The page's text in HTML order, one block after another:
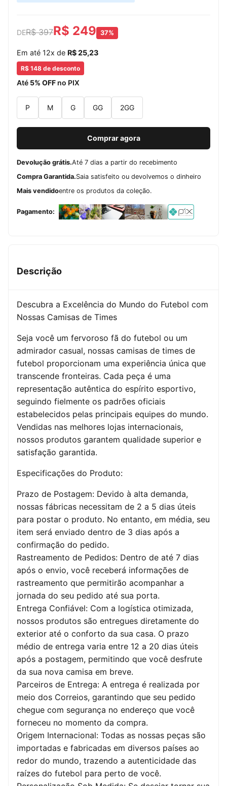
DER$ 397R$ 249 37%
Em até 12x de R$ 25,23
R$ 148 de desconto
Até 5% OFF no PIX
P M G GG 2GG
Comprar agora
Devolução grátis.Até 7 dias a partir do recebimento
Compra Garantida.Saia satisfeito ou devolvemos o dinheiro
Mais vendidoentre os produtos da coleção.
Pagamento:
Descrição
Descubra a Excelência do Mundo do Futebol com
Nossas Camisas de Times
Seja você um fervoroso fã do futebol ou um
admirador casual, nossas camisas de times de
futebol proporcionam uma experiência única que
transcende fronteiras. Cada peça é uma
representação autêntica do espírito esportivo,
seguindo fielmente os padrões oficiais
estabelecidos pelas principais equipes do mundo.
Vendidas nas melhores lojas internacionais,
nossos produtos garantem qualidade superior e
satisfação garantida.
Especificações do Produto:
Prazo de Postagem: Devido à alta demanda,
nossas fábricas necessitam de 2 a 5 dias úteis
para postar o produto. No entanto, em média, seu
item será enviado dentro de 3 dias após a
confirmação do pedido.
Rastreamento de Pedidos: Dentro de até 7 dias
após o envio, você receberá informações de
rastreamento que permitirão acompanhar a
jornada do seu pedido até sua porta.
Entrega Confiável: Com a logística otimizada,
nossos produtos são entregues diretamente do
exterior até o conforto da sua casa. O prazo
médio de entrega varia entre 12 a 20 dias úteis
após a postagem, permitindo que você desfrute
da sua nova camisa em breve.
Parceiros de Entrega: A entrega é realizada por
meio dos Correios, garantindo que seu pedido
chegue com segurança no endereço que você
forneceu no momento da compra.
Origem Internacional: Todas as nossas peças são
importadas e fabricadas em diversos países ao
redor do mundo, trazendo a autenticidade das
raízes do futebol para perto de você.